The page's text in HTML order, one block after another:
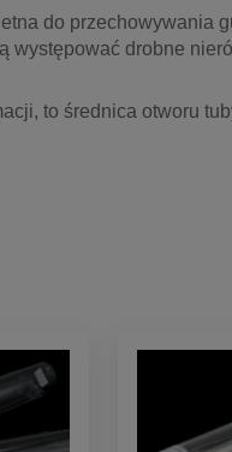
do przechowywania
występować drobne
to średnica otworu